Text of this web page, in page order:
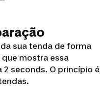
sua tenda de forma
mostra essa
seconds. O princípio é